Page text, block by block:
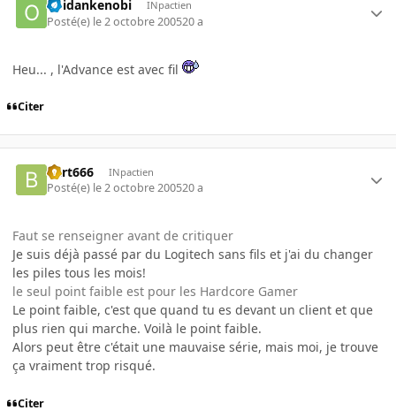
obidankenobi INpactien
Posté(e) le 2 octobre 200520 a
Heu... , l'Advance est avec fil
Citer
Bart666 INpactien
Posté(e) le 2 octobre 200520 a
Faut se renseigner avant de critiquer
Je suis déjà passé par du Logitech sans fils et j'ai du changer
les piles tous les mois!
le seul point faible est pour les Hardcore Gamer
Le point faible, c'est que quand tu es devant un client et que
plus rien qui marche. Voilà le point faible.
Alors peut être c'était une mauvaise série, mais moi, je trouve
ça vraiment trop risqué.
Citer